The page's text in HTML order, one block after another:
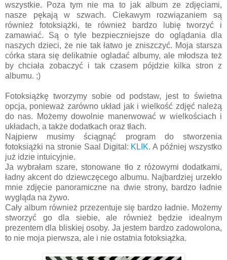
wszystkie. Poza tym nie ma to jak album ze zdjęciami,
nasze pękają w szwach. Ciekawym rozwiązaniem są
również fotoksiążki, te również bardzo lubię tworzyć i
zamawiać. Są o tyle bezpieczniejsze do oglądania dla
naszych dzieci, że nie tak łatwo je zniszczyć. Moja starsza
córka stara się delikatnie ogladać albumy, ale młodsza też
by chciała zobaczyć i tak czasem pójdzie kilka stron z
albumu. ;)
Fotoksiążkę tworzymy sobie od podstaw, jest to świetna
opcja, ponieważ zarówno układ jak i wielkość zdjęć należą
do nas. Możemy dowolnie manerwować w wielkościach i
układach, a także dodatkach oraz tłach.
Najpierw musimy ściągnąć program do stworzenia
fotoksiążki na stronie Saal Digital: KLIK. A później wszystko
już idzie intuicyjnie.
Ja wybrałam szare, stonowane tło z różowymi dodatkami,
ładny akcent do dziewczęcego albumu. Najbardziej urzekło
mnie zdjęcie panoramiczne na dwie strony, bardzo ładnie
wygląda na żywo.
Cały album również przezentuje się bardzo ładnie. Możemy
stworzyć go dla siebie, ale również będzie idealnym
prezentem dla bliskiej osoby. Ja jestem bardzo zadowolona,
to nie moja pierwsza, ale i nie ostatnia fotoksiążka.